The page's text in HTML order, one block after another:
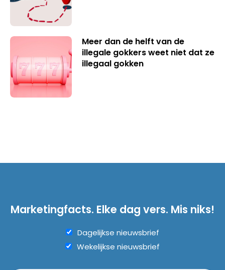
Meer dan de helft van de
illegale gokkers weet niet dat ze
illegaal gokken
Marketingfacts. Elke dag vers. Mis niks!
Dagelijkse nieuwsbrief
Wekelijkse nieuwsbrief